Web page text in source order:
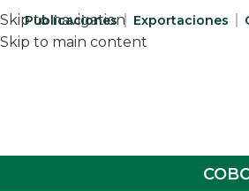
Skip to navigation
Skip to main content
Publicaciones Exportaciones